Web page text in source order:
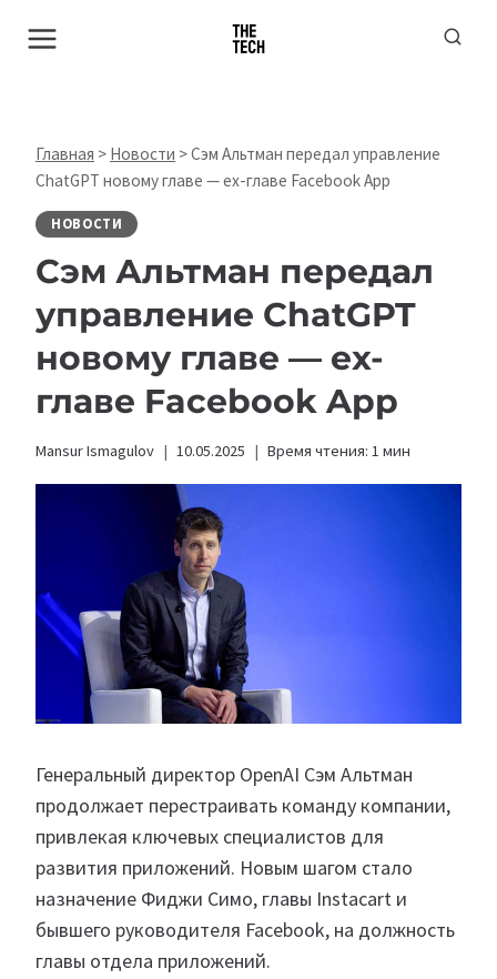
Главная > Новости >Сэм Альтман передал управление
ChatGPT новому главе — ex-главе Facebook App
НОВОСТИ
Сэм Альтман передал
управление ChatGPT
новому главе — ex-
главе Facebook App
Mansur Ismagulov 10.05.2025 Время чтения: 1 мин
Генеральный директор OpenAI Сэм Альтман
продолжает перестраивать команду компании,
привлекая ключевых специалистов для
развития приложений. Новым шагом стало
назначение Фиджи Симо, главы Instacart и
бывшего руководителя Facebook, на должность
главы отдела приложений.